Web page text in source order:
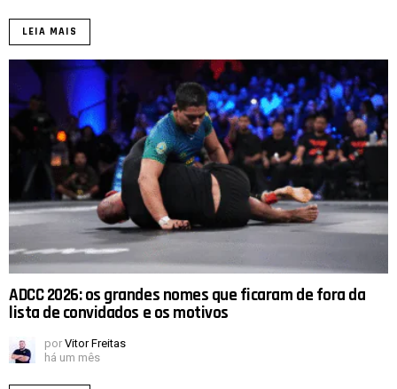
LEIA MAIS
ADCC 2026: os grandes nomes que ficaram de fora da
lista de convidados e os motivos
por Vitor Freitas
há um mês